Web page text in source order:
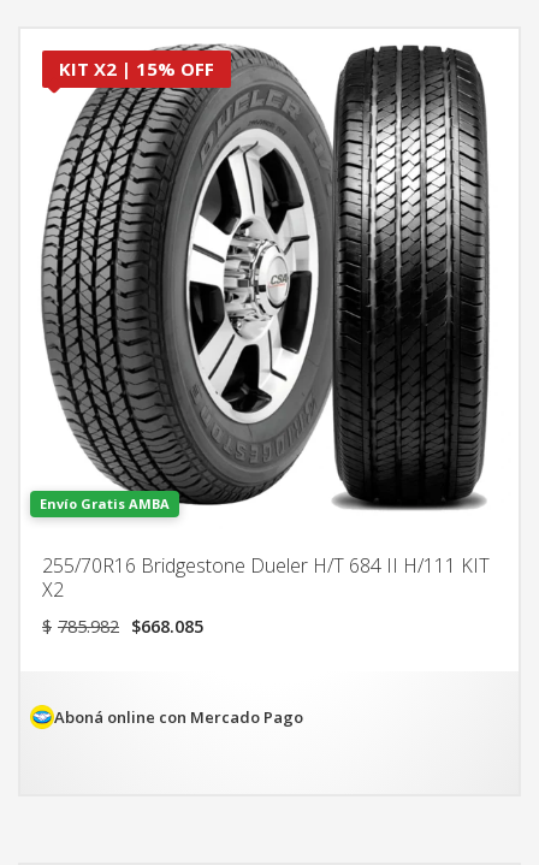
KIT X2 | 15% OFF
Envío Gratis AMBA
255/70R16 Bridgestone Dueler H/T 684 II H/111 KIT
X2
$ 785.982 El
$785.982.
$668.085El
$668.085.
Aboná online con Mercado Pago